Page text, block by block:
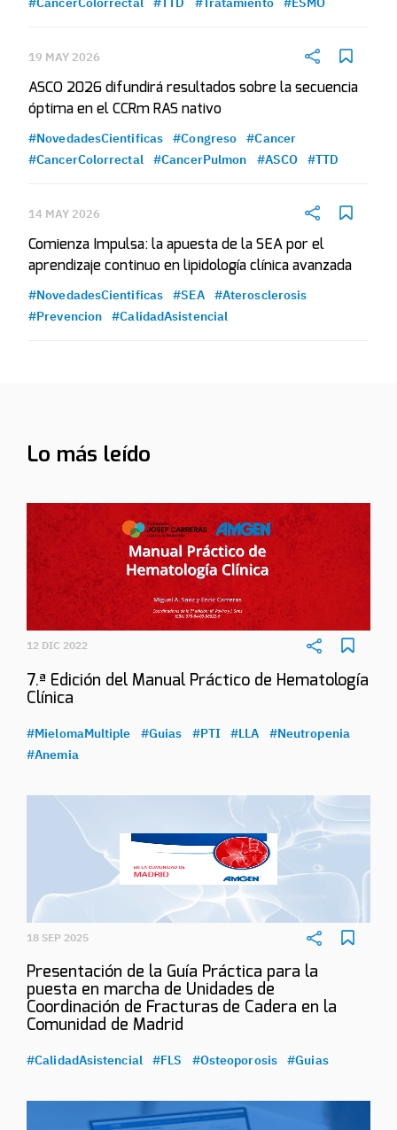
19 MAY 2026
ASCO 2026 difundirá resultados sobre la secuencia
óptima en el CCRm RAS nativo
#NovedadesCientificas #Congreso
#Cancer
#CancerColorrectal
#CancerPulmon #ASCO #TTD
14 MAY 2026
Comienza Impulsa: la apuesta de la SEA por el
aprendizaje continuo en lipidología clínica avanzada
#NovedadesCientificas #SEA
#Aterosclerosis
#Prevencion
#CalidadAsistencial
Lo más leído
12 DIC 2022
7.ª Edición del Manual Práctico de Hematología
Clínica
#MielomaMultiple #Guias #PTI #LLA
#Neutropenia
#Anemia
18 SEP 2025
Presentación de la Guía Práctica para la
puesta en marcha de Unidades de
Coordinación de Fracturas de Cadera en la
Comunidad de Madrid
#CalidadAsistencial #FLS #Osteoporosis #Guias